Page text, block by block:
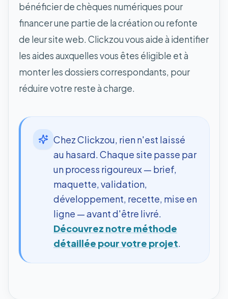
bénéficier de chèques numériques pour
financer une partie de la création ou refonte
de leur site web. Clickzou vous aide à identifier
les aides auxquelles vous êtes éligible et à
monter les dossiers correspondants, pour
réduire votre reste à charge.
Chez Clickzou, rien n'est laissé
au hasard. Chaque site passe par
un process rigoureux — brief,
maquette, validation,
développement, recette, mise en
ligne — avant d'être livré.
Découvrez notre méthode
détaillée pour votre projet.